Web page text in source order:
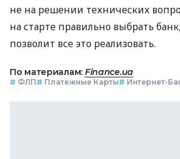
не на решении технических
на старте правильно выбрать
позволит все это реализовать.
По материалам: Finance.ua
# ФЛП# Платежные Карты# Интернет-